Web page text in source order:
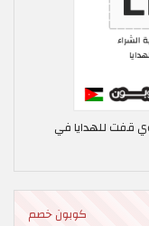
قفت للهدايا في
كوبون خصم